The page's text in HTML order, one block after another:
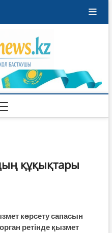
құқықтары
көрсету сапасын
ретінде қызмет